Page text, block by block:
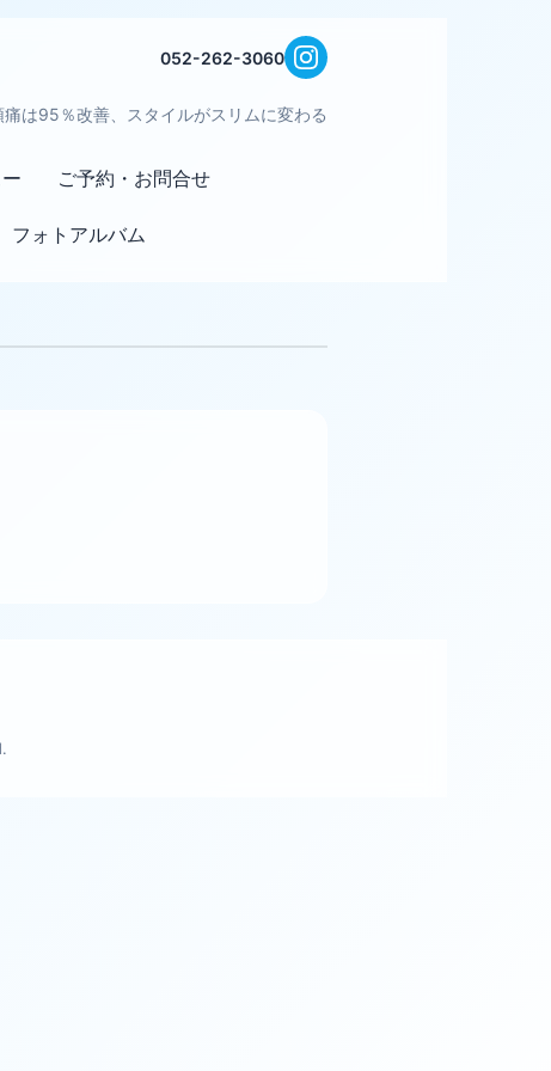
052-262-3060
は95％改善、スタイルがスリムに変わる
ご予約・お問合せ
フォトアルバム